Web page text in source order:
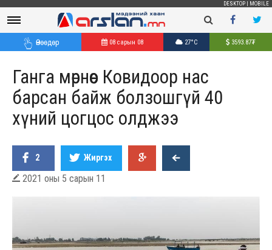
DESKTOP MOBILE
Өнөөдөр 08 сарын 08 27°C 3593.87₮
Ганга мөрнөөс Ковидоор нас
барсан байж болзошгүй 40
хүний цогцос олджээ
2 Жиргэх
 2021 оны 5 сарын 11